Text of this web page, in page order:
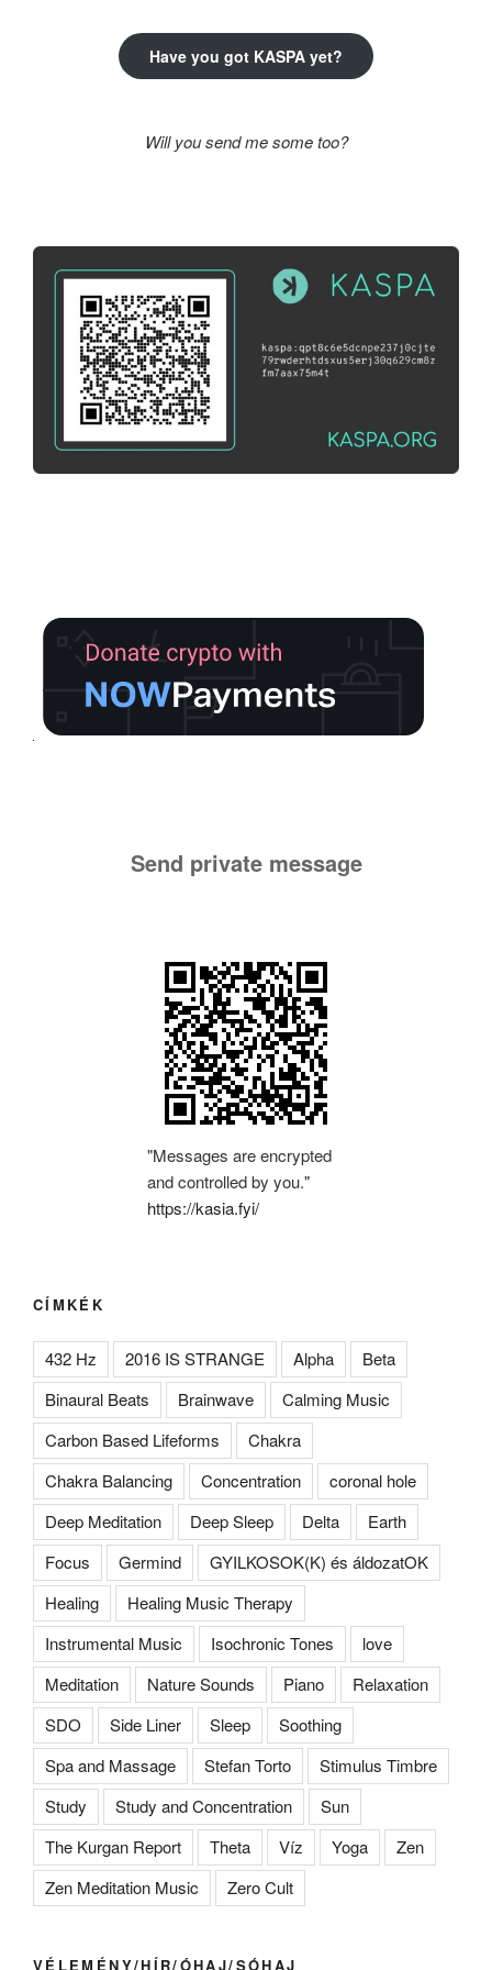
Have you got KASPA yet?
Will you send me some too?
Send private message
"Messages are encrypted
and controlled by you."
https://kasia.fyi/
CÍMKÉK
432 Hz 2016 IS STRANGE Alpha
Beta
Binaural Beats
Brainwave
Calming Music
Carbon Based Lifeforms
Chakra
Chakra Balancing
Concentration
coronal hole
Deep Meditation
Deep Sleep Delta
Earth
Focus
Germind
GYILKOSOK(K) és áldozatOK
Healing
Healing Music Therapy
Instrumental Music
Isochronic Tones
love
Meditation
Nature Sounds Piano
Relaxation
SDO
Side Liner Sleep
Soothing
Spa and Massage
Stefan Torto
Stimulus Timbre
Study
Study and Concentration
Sun
The Kurgan Report
Theta Víz Yoga
Zen
Zen Meditation Music
Zero Cult
VÉLEMÉNY/HÍR/ÓHAJ/SÓHAJ